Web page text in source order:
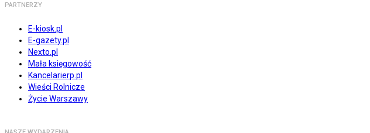
PARTNERZY
E-kiosk.pl
E-gazety.pl
Nexto.pl
Mała księgowość
Kancelarierp.pl
Wieści Rolnicze
Życie Warszawy